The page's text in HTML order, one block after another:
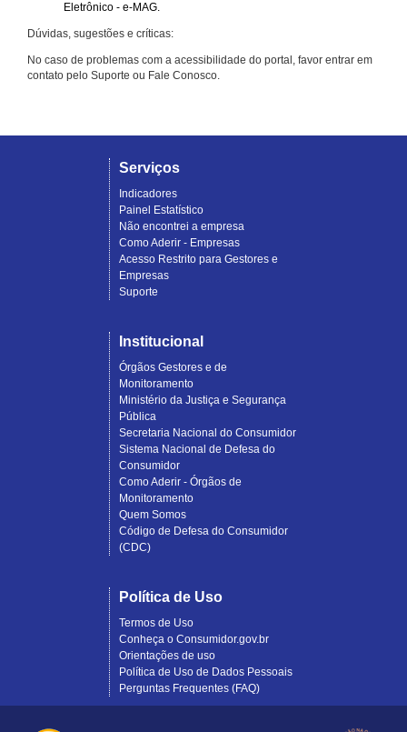
Eletrônico - e-MAG.
Dúvidas, sugestões e críticas:
No caso de problemas com a acessibilidade do portal, favor entrar em
contato pelo Suporte ou Fale Conosco.
Serviços
Indicadores
Painel Estatístico
Não encontrei a empresa
Como Aderir - Empresas
Acesso Restrito para Gestores e
Empresas
Suporte
Institucional
Órgãos Gestores e de
Monitoramento
Ministério da Justiça e Segurança
Pública
Secretaria Nacional do Consumidor
Sistema Nacional de Defesa do
Consumidor
Como Aderir - Órgãos de
Monitoramento
Quem Somos
Código de Defesa do Consumidor
(CDC)
Política de Uso
Termos de Uso
Conheça o Consumidor.gov.br
Orientações de uso
Política de Uso de Dados Pessoais
Perguntas Frequentes (FAQ)